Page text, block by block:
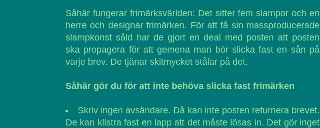
Såhär fungerar frimärksvärlden: Det sitter fem slampor och en
herre och designar frimärken. För att få sin massproducerade
slampkonst såld har de gjort en deal med posten att posten
ska propagera för att gemena man bör slicka fast en sån på
varje brev. De tjänar skitmycket stålar på det.
Såhär gör du för att inte behöva slicka fast frimärken
Skriv ingen avsändare. Då kan inte posten returnera brevet.
De kan klistra fast en lapp att det måste lösas in. Det gör inget